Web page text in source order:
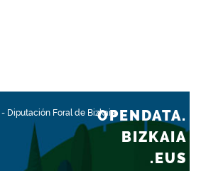
- Diputación Foral de BizkaiaOPENDATA.
BIZKAIA
.EUS